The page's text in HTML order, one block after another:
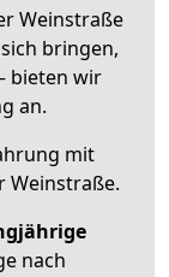
Weinstraße
bringen,
bieten wir
an.
mit
Weinstraße.
nach